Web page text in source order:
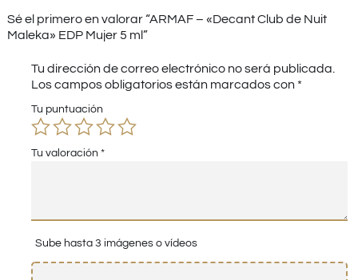
Sé el primero en valorar “ARMAF – «Decant Club de Nuit
Maleka» EDP Mujer 5 ml”
Tu dirección de correo electrónico no será publicada.
Los campos obligatorios están marcados con *
Tu puntuación
Tu valoración *
Sube hasta 3 imágenes o vídeos